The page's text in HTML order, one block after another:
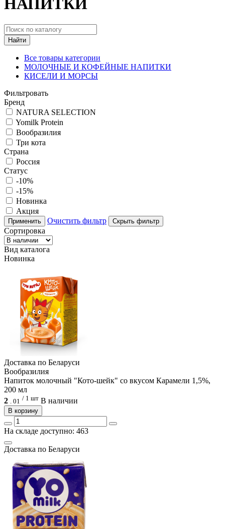
НАПИТКИ
Найти
Все товары категории
МОЛОЧНЫЕ И КОФЕЙНЫЕ НАПИТКИ
КИСЕЛИ И МОРСЫ
Фильтровать
Бренд
NATURA SELECTION
Yomilk Protein
Вообразилия
Три кота
Страна
Россия
Статус
-10%
-15%
Новинка
Акция
Применить Очистить фильтр Скрыть фильтр
Сортировка
Вид каталога
Новинка
Доcтавка по Беларуси
Вообразилия
Напиток молочный "Кото-шейк" со вкусом Карамели 1,5%,
200 мл
2 . 01 / 1 шт В наличии
В корзину
На складе доступно: 463
Доcтавка по Беларуси